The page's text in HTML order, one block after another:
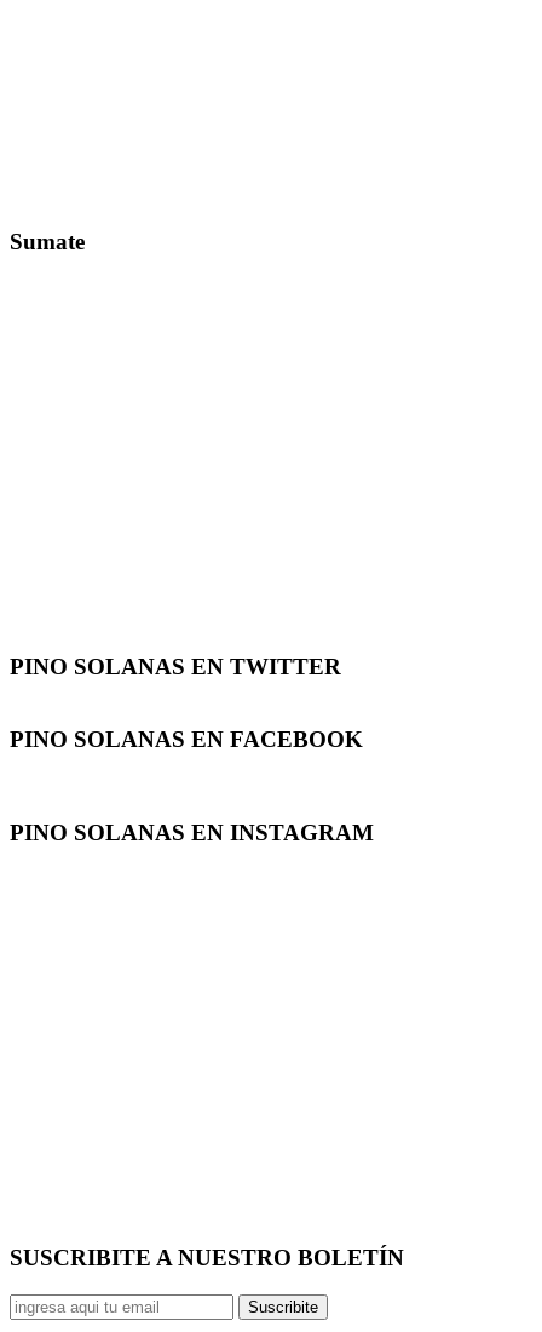
Sumate
PINO SOLANAS EN TWITTER
PINO SOLANAS EN FACEBOOK
PINO SOLANAS EN INSTAGRAM
SUSCRIBITE A NUESTRO BOLETÍN
Suscribite